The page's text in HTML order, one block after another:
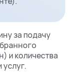
за подачу
и количества